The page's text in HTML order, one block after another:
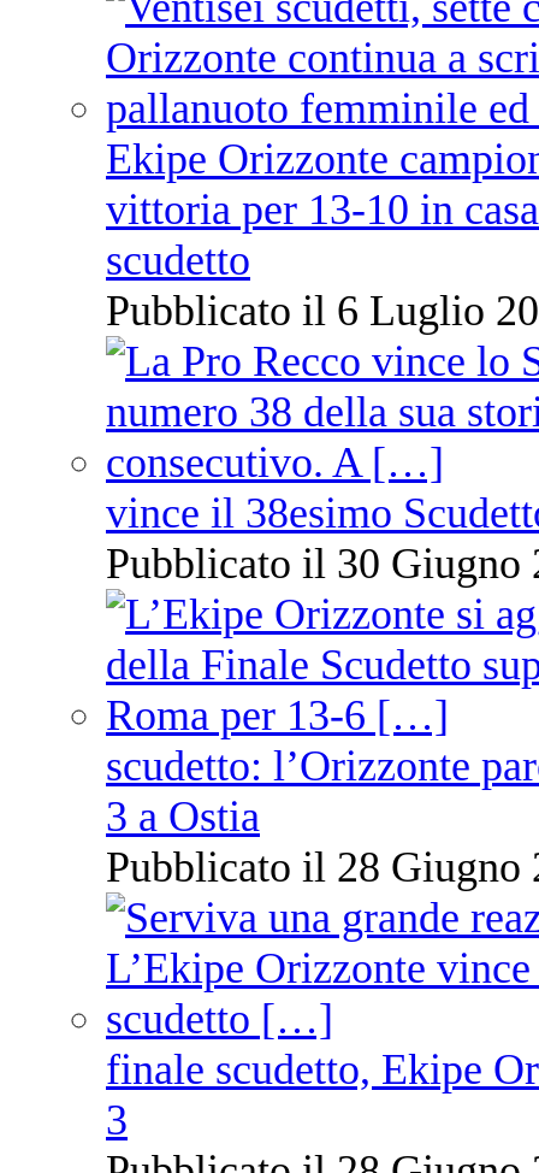
Ekipe Orizzonte
vittoria per 13-10 in
scudetto
Pubblicato il 6 Luglio
vince il 38esimo
Pubblicato il 30 Giugno
scudetto: l’Orizzonte
3 a Ostia
Pubblicato il 28 Giugno
finale scudetto, Ekipe
3